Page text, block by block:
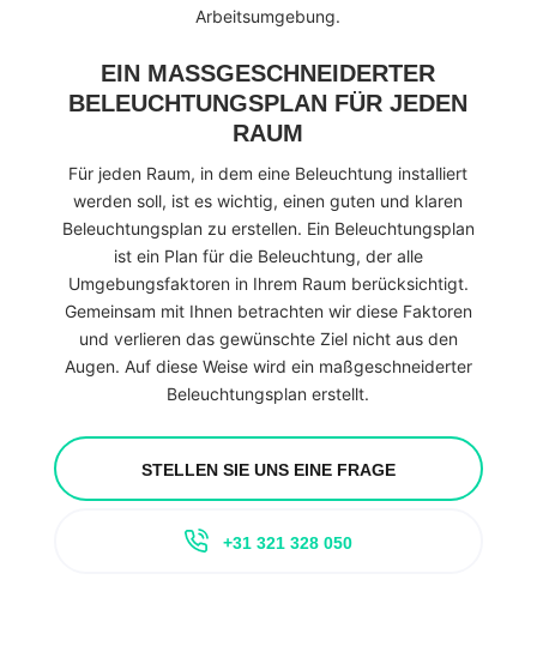
Arbeitsumgebung.
EIN MASSGESCHNEIDERTER B
ELEUCHTUNGSPLAN FÜR JEDEN R
AUM
Für jeden Raum, in dem eine Beleuchtung installiert
werden soll, ist es wichtig, einen guten und klaren
Beleuchtungsplan zu erstellen. Ein Beleuchtungsplan
ist ein Plan für die Beleuchtung, der alle
Umgebungsfaktoren in Ihrem Raum berücksichtigt.
Gemeinsam mit Ihnen betrachten wir diese Faktoren
und verlieren das gewünschte Ziel nicht aus den
Augen. Auf diese Weise wird ein maßgeschneiderter
Beleuchtungsplan erstellt.
STELLEN SIE UNS EINE FRAGE
+31 321 328 050